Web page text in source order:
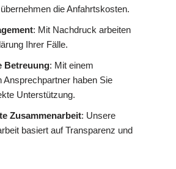
die Anfahrtskosten.
: Mit Nachdruck arbeiten
Ihrer Fälle.
Betreuung: Mit einem
Ansprechpartner haben Sie
Unterstützung.
Zusammenarbeit: Unsere
basiert auf Transparenz und